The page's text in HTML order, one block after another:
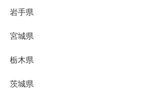
岩手県
宮城県
栃木県
茨城県